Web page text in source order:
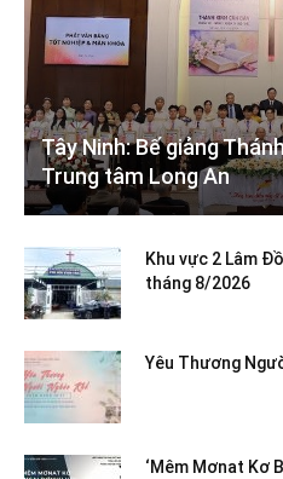
Tây Ninh: Bế giảng
Trung tâm Long An
Khu vực 2 Lâm
tháng 8/2026
Yêu Thương
‘Mêm Mơnat Kơ